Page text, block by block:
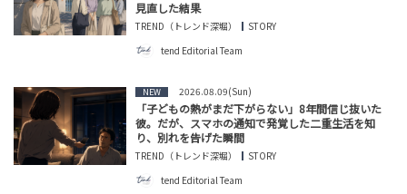
見直した結果
TREND（トレンド深堀）
STORY
tend Editorial Team
NEW 2026.08.09(Sun)
「子どもの熱がまだ下がらない」8年間信じ抜いた
彼。だが、スマホの通知で発覚した二重生活を知
り、別れを告げた瞬間
TREND（トレンド深堀）
STORY
tend Editorial Team